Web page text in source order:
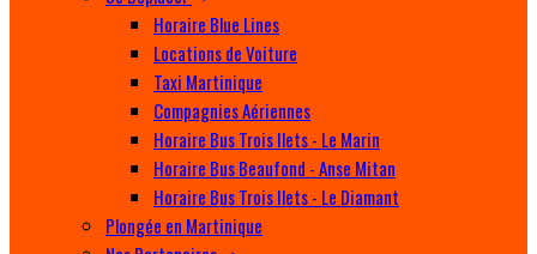
Horaire Blue Lines
Locations de Voiture
Taxi Martinique
Compagnies Aériennes
Horaire Bus Trois Ilets - Le Marin
Horaire Bus Beaufond - Anse Mitan
Horaire Bus Trois Ilets - Le Diamant
Plongée en Martinique